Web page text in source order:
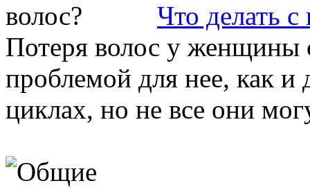
Что делать с
Потеря волос у женщины
проблемой для нее, как
циклах, но не все они